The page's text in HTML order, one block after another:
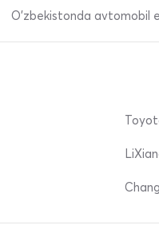
O'zbekistonda avtomobil